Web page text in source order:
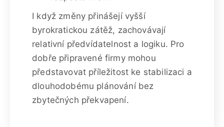
I když změny přinášejí vyšší
byrokratickou zátěž, zachovávají
relativní předvídatelnost a logiku. Pro
dobře připravené firmy mohou
představovat příležitost ke stabilizaci a
dlouhodobému plánování bez
zbytečných překvapení.